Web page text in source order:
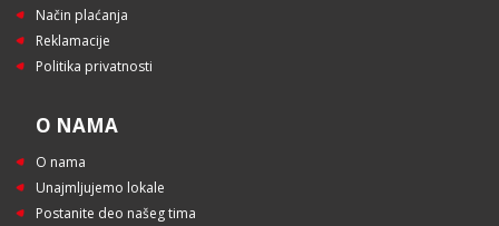
Način plaćanja
Reklamacije
Politika privatnosti
O NAMA
O nama
Unajmljujemo lokale
Postanite deo našeg tima